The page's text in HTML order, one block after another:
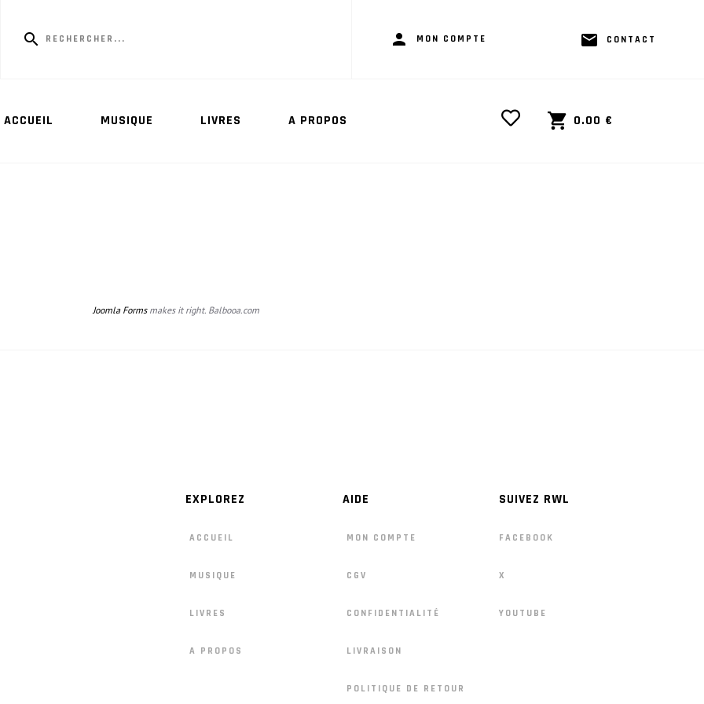
MON COMPTE CONTACT
ACCUEIL MUSIQUE LIVRES A PROPOS €
0.00
Joomla Formsmakes it right. Balbooa.com
EXPLOREZ
ACCUEIL
MUSIQUE
LIVRES
A PROPOS
AIDE
MON COMPTE
CGV
CONFIDENTIALITÉ
LIVRAISON
POLITIQUE DE RETOUR
SUIVEZ RWL
FACEBOOK
X
YOUTUBE